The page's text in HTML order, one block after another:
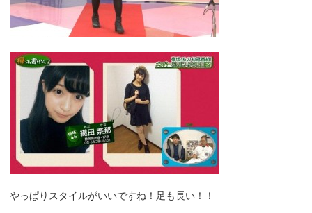
やっぱりスタイルがいいですね！足も長い！！